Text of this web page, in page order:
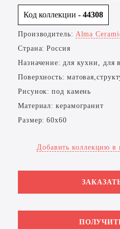
Код коллекции - 44308
Производитель: Alma
Страна: Россия
Назначение: для кухни, для
Поверхность:
Рисунок: под камень
Материал: керамогранит
Размер: 60x60
Добавить коллекцию в